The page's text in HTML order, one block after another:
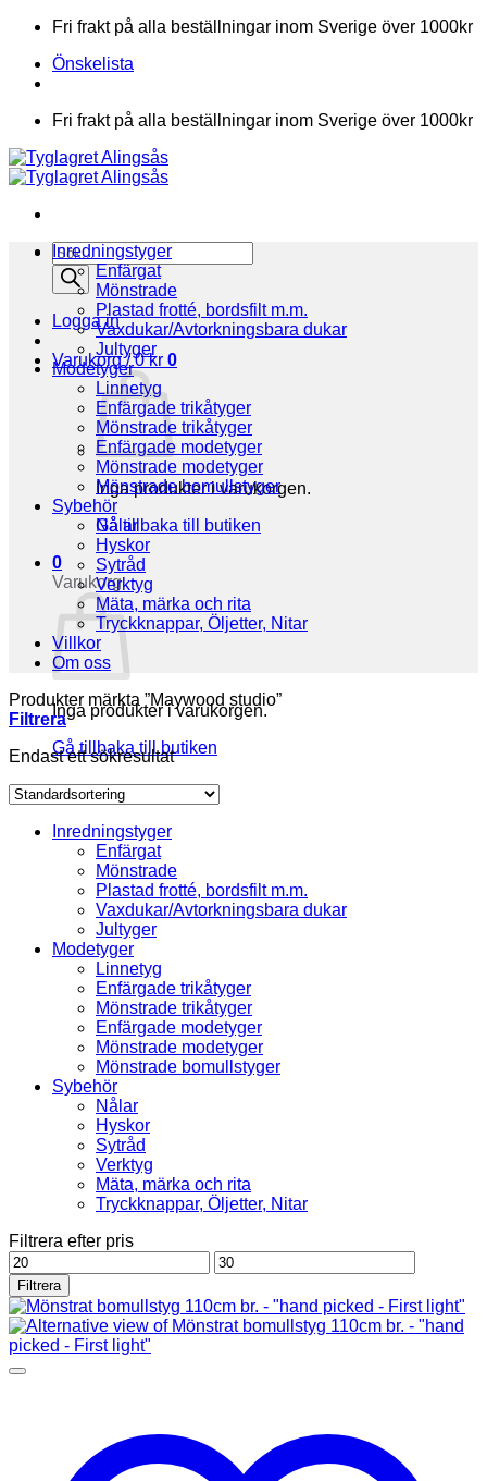
Skip
content
Fri frakt på alla beställningar inom Sverige över 1000kr
Önskelista
Fri frakt på alla beställningar inom Sverige över 1000kr
Products
search
Logga in
Varukorg /0kr 0
Inga produkter i varukorgen.
Gå tillbaka till butiken
0
Varukorg
Inga produkter i varukorgen.
Gå tillbaka till butiken
Inredningstyger
Enfärgat
Mönstrade
Plastad frotté, bordsfilt m.m.
Vaxdukar/Avtorkningsbara dukar
Jultyger
Modetyger
Linnetyg
Enfärgade trikåtyger
Mönstrade trikåtyger
Enfärgade modetyger
Mönstrade modetyger
Mönstrade bomullstyger
Sybehör
Nålar
Hyskor
Sytråd
Verktyg
Mäta, märka och rita
Tryckknappar, Öljetter, Nitar
Villkor
Om oss
Produkter märkta ”Maywood studio”
Filtrera
Endast ett sökresultat
Inredningstyger
Enfärgat
Mönstrade
Plastad frotté, bordsfilt m.m.
Vaxdukar/Avtorkningsbara dukar
Jultyger
Modetyger
Linnetyg
Enfärgade trikåtyger
Mönstrade trikåtyger
Enfärgade modetyger
Mönstrade modetyger
Mönstrade bomullstyger
Sybehör
Nålar
Hyskor
Sytråd
Verktyg
Mäta, märka och rita
Tryckknappar, Öljetter, Nitar
Filtrera efter pris
Min
pris
Max
pris
Filtrera